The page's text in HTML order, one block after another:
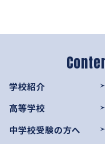
学校紹介
高等学校
中学校受験の方へ